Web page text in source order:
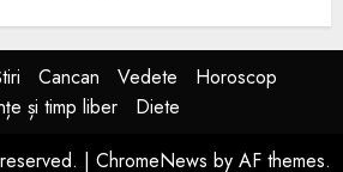
Cancan Vedete
Horoscop
și timp liber
Diete
| ChromeNews by AF themes.